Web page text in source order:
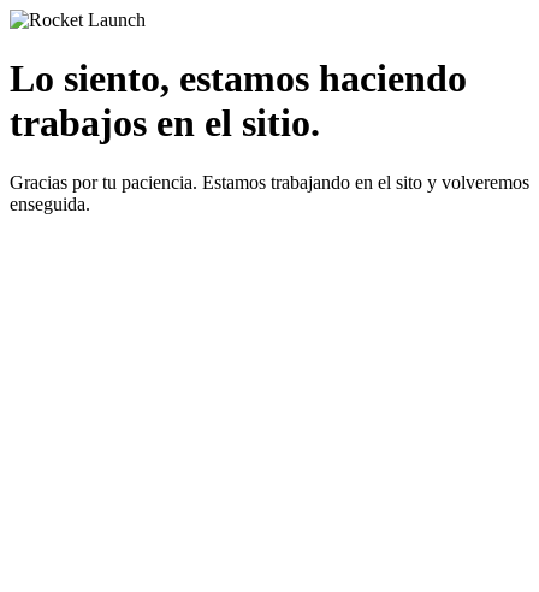
Lo siento, estamos haciendo
trabajos en el sitio.
Gracias por tu paciencia. Estamos trabajando en el sito y volveremos
enseguida.